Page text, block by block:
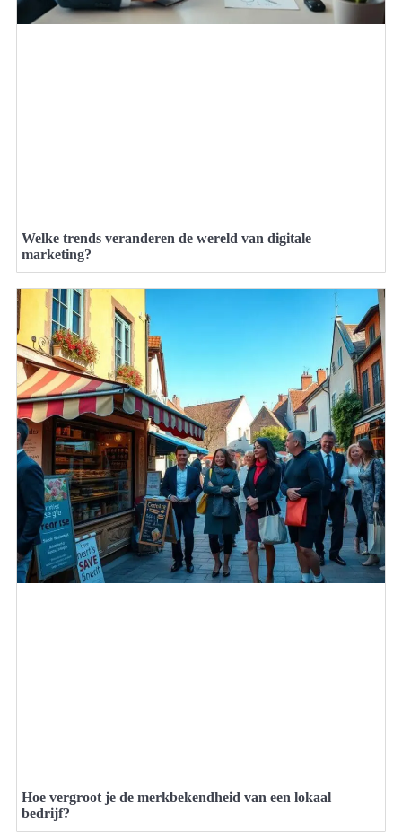
Welke trends veranderen de wereld van digitale
marketing?
Hoe vergroot je de merkbekendheid van een lokaal
bedrijf?